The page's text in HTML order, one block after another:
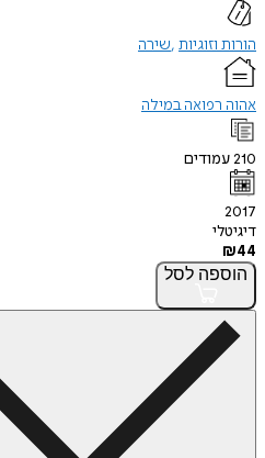
הורות וזוגיות שירה
אהוה רפואה במילה
210עמודים
2017
דיגיטלי
₪44
הוספה לסל